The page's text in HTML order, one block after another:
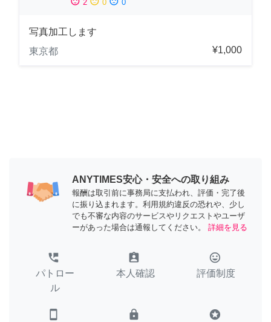
2 0 0
写真加工します
東京都
¥1,000
ANYTIMES安心・安全への取り組み
報酬は取引前に事務局に支払われ、評価・完了後
に振り込まれます。利用規約違反の恐れや、少し
でも不審な内容のサービスやリクエストやユーザ
ーがあった場合は通報してください。
詳細を見る
perm_phone_msg
パトロー
ル
assignment_ind
本人確認
tag_faces
評価制度
smartphone lock stars